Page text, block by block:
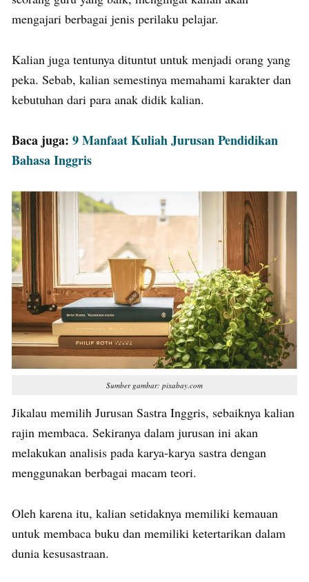
mengajari berbagai jenis perilaku pelajar.
Kalian juga tentunya dituntut untuk menjadi orang yang
peka. Sebab, kalian semestinya memahami karakter dan
kebutuhan dari para anak didik kalian.
Baca juga: 9 Manfaat Kuliah Jurusan Pendidikan
Bahasa Inggris
Sumber gambar: pixabay.com
Jikalau memilih Jurusan Sastra Inggris, sebaiknya kalian
rajin membaca. Sekiranya dalam jurusan ini akan
melakukan analisis pada karya-karya sastra dengan
menggunakan berbagai macam teori.
Oleh karena itu, kalian setidaknya memiliki kemauan
untuk membaca buku dan memiliki ketertarikan dalam
dunia kesusastraan.